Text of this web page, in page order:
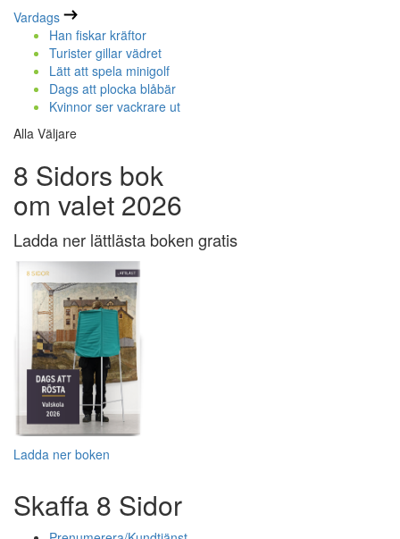
Vardags
Han fiskar kräftor
Turister gillar vädret
Lätt att spela minigolf
Dags att plocka blåbär
Kvinnor ser vackrare ut
Alla Väljare
8 Sidors bok
om valet 2026
Ladda ner lättlästa boken gratis
Ladda ner boken
Skaffa 8 Sidor